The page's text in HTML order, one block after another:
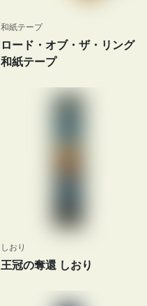
和紙テープ
ロード・オブ・ザ・リング
和紙テープ
しおり
王冠の奪還 しおり